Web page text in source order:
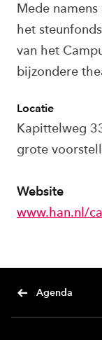
Mede namens
het
van het
bijzondere
Locatie
Kapittelweg
grote
Website
www.han.nl/
Agenda